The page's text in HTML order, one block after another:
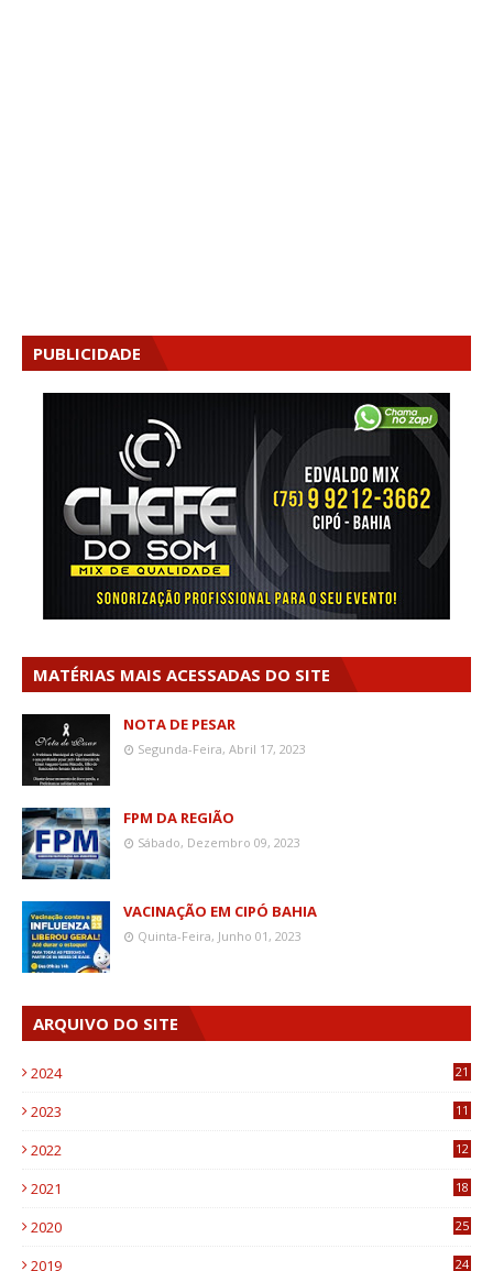
PUBLICIDADE
MATÉRIAS MAIS ACESSADAS DO SITE
NOTA DE PESAR
Segunda-Feira, Abril 17, 2023
FPM DA REGIÃO
Sábado, Dezembro 09, 2023
VACINAÇÃO EM CIPÓ BAHIA
Quinta-Feira, Junho 01, 2023
ARQUIVO DO SITE
2024 21
2023
11
2022
12
2021
18
2020
25
2019 24